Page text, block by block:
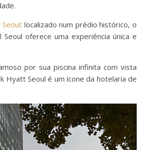
: localizado num prédio histórico, o
Seoul oferece uma experiência única e
por sua piscina infinita com vista
Hyatt Seoul é um ícone da hotelaria de